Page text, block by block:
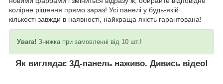
колірне рішення прямо зараз! Усі панелі у будь-якій
кількості завжди в наявності, найкраща якість гарантована!
Увага! Знижка при замовленні від 10 шт.!
Як виглядає 3Д-панель наживо. Дивись відео!